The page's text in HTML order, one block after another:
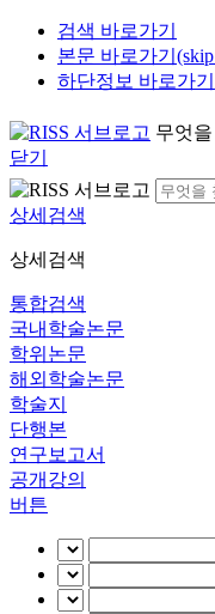
검색 바로가기
본문 바로가기(skip
하단정보 바로가기
무엇
닫기
상세검색
상세검색
통합검색
국내학술논문
학위논문
해외학술논문
학술지
단행본
연구보고서
공개강의
버튼